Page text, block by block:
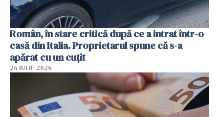
Român, în stare critică după ce a intrat într-o
casă din Italia. Proprietarul spune că s-a
apărat cu un cuțit
26 IULIE 2026